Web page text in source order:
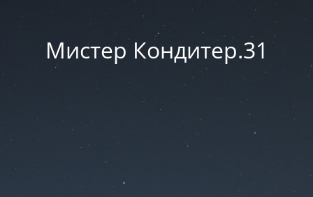
Мистер Кондитер.31